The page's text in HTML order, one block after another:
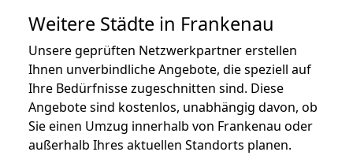
Weitere Städte in Frankenau
Unsere geprüften Netzwerkpartner erstellen
Ihnen unverbindliche Angebote, die speziell auf
Ihre Bedürfnisse zugeschnitten sind. Diese
Angebote sind kostenlos, unabhängig davon, ob
Sie einen Umzug innerhalb von Frankenau oder
außerhalb Ihres aktuellen Standorts planen.